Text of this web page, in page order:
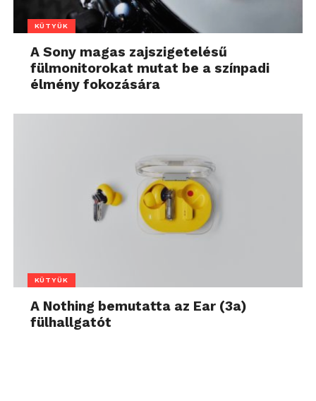
KÜTYÜK
A Sony magas zajszigetelésű
fülmonitorokat mutat be a színpadi
élmény fokozására
KÜTYÜK
A Nothing bemutatta az Ear (3a)
fülhallgatót